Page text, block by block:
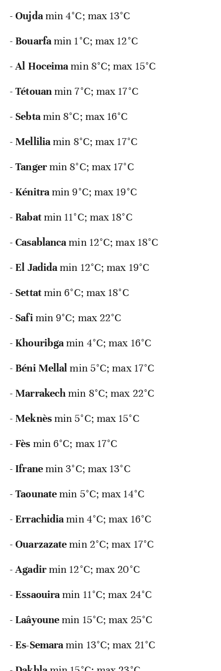
-Oujdamin 4°C; max 13°C
-Bouarfamin 1°C; max 12°C
-Al Hoceimamin 8°C; max 15°C
-Tétouanmin 7°C; max 17°C
- Sebtamin 8°C; max 16°C
-Melliliamin 8°C; max 17°C
-Tangermin 8°C; max 17°C
-Kénitramin 9°C; max 19°C
-Rabatmin 11°C; max 18°C
-Casablancamin 12°C; max 18°C
-El Jadidamin 12°C; max 19°C
- Settatmin 6°C; max 18°C
- Safimin 9°C; max 22°C
-Khouribgamin 4°C; max 16°C
-Béni Mellalmin 5°C; max 17°C
-Marrakechmin 8°C; max 22°C
-Meknèsmin 5°C; max 15°C
-Fès min 6°C; max 17°C
-Ifranemin 3°C; max 13°C
-Taounatemin 5°C; max 14°C
-Errachidiamin 4°C; max 16°C
-Ouarzazatemin 2°C; max 17°C
-Agadirmin 12°C; max 20°C
-Essaouiramin 11°C; max 24°C
-Laâyounemin 15°C; max 25°C
-Es-Semaramin 13°C; max 21°C